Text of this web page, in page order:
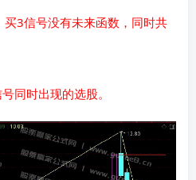
3信号没有未来函数，同时共
同时出现的选股。